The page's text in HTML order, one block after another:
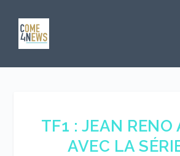
TF1 : JEAN RENO
AVEC LA